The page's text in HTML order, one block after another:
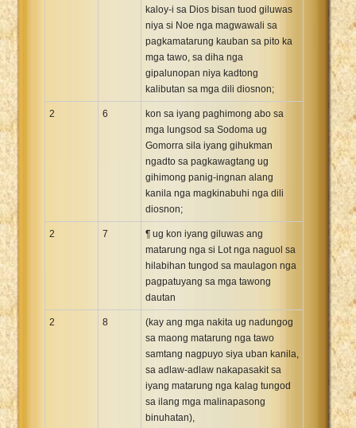
kaloy-i sa Dios bisan tuod giluwas
niya si Noe nga magwawali sa
pagkamatarung kauban sa pito ka
mga tawo, sa diha nga
gipalunopan niya kadtong
kalibutan sa mga dili diosnon;
2 6
kon sa iyang paghimong abo sa
mga lungsod sa Sodoma ug
Gomorra sila iyang gihukman
ngadto sa pagkawagtang ug
gihimong panig-ingnan alang
kanila nga magkinabuhi nga dili
diosnon;
2 7
¶ ug kon iyang giluwas ang
matarung nga si Lot nga naguol sa
hilabihan tungod sa maulagon nga
pagpatuyang sa mga tawong
dautan
2 8
(kay ang mga nakita ug nadungog
sa maong matarung nga tawo
samtang nagpuyo siya uban kanila,
sa adlaw-adlaw nakapasakit sa
iyang matarung nga kalag tungod
sa ilang mga malinapasong
binuhatan),